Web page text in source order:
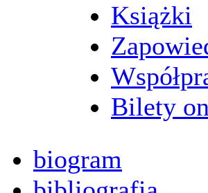
Książki
Bilety
biogram